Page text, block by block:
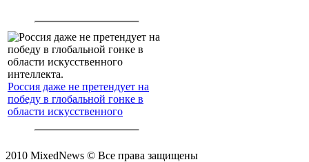
Россия даже не претендует на
победу в глобальной гонке в
области искусственного
2010 MixedNews © Все права защищены